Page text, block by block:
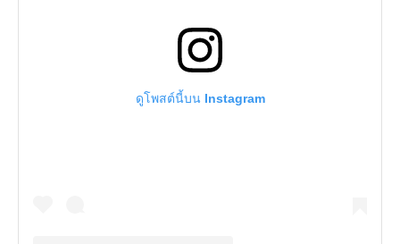
ดูโพสต์นี้บน Instagram